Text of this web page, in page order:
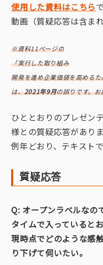
使用した資料はこちら
動画（質疑応答は含ま
※資料11ページの
「実⾏した取り組み
開発を進め企業価値を⾼める
は、2021年9月の誤りです。
ひととおりのプレゼン
様との質疑応答がありま
例年どおり、テキスト
質疑応答
Q: オープンラベルなの
タイムで入っていると
現時点でどのような感
り下げて伺いたい。